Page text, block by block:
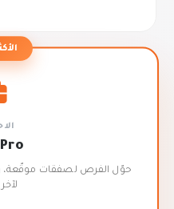
حوّل الفرص لصفقات موقّعة،